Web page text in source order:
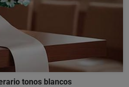
tonos blancos